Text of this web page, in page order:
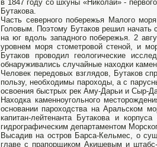
в 1847 году со шхуны «Николай» -
Бутакова.
Часть северного побережья Малого
Головым. Поэтому Бутаков решил начать
на юг вдоль западного побережья. 2
уровнем моря стометровой стеной, и
Бутаков проводил геологические
обнаруживались случайные находки
Человек передовых взглядов, Бутаков
пользу, необходимы пароходы, а с
освоения быстрых рек Аму-Дарьи и Сыр-
Находка каменноугольного
основании пароходства на Аральском
капитан-лейтенанта Бутакова и
гидрографическим департаментом
Высадив на остров Барса-Кельмес, о
главе с прапорщиком Акишевым и